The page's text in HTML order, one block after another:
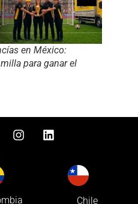
en México:
para ganar el
Chile